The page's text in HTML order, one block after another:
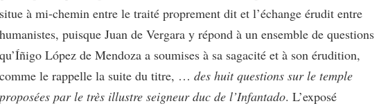
situe à mi-chemin entre le traité proprement dit et l’échange érudit entre
humanistes, puisque Juan de Vergara y répond à un ensemble de questions
qu’Íñigo López de Mendoza a soumises à sa sagacité et à son érudition,
comme le rappelle la suite du titre, … des huit questions sur le temple
proposées par le très illustre seigneur duc de l’Infantado. L’exposé